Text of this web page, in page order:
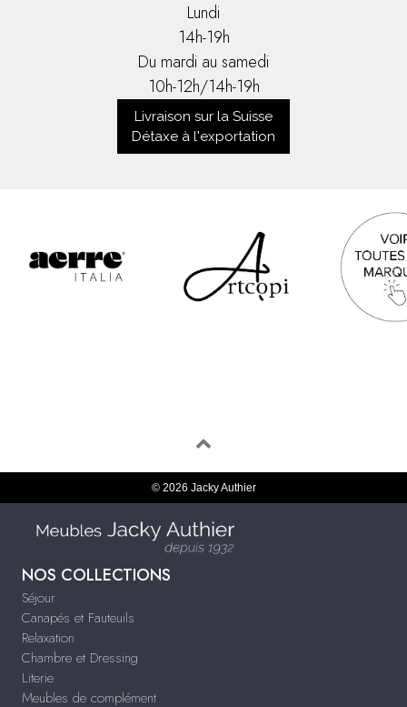
Lundi
14h-19h
Du mardi au samedi
10h-12h/14h-19h
Livraison sur la Suisse
Détaxe à l'exportation
© 2026 Jacky Authier
NOS COLLECTIONS
Séjour
Canapés et Fauteuils
Relaxation
Chambre et Dressing
Literie
Meubles de complément